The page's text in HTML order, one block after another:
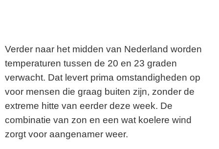
Verder naar het midden van Nederland worden
temperaturen tussen de 20 en 23 graden
verwacht. Dat levert prima omstandigheden op
voor mensen die graag buiten zijn, zonder de
extreme hitte van eerder deze week. De
combinatie van zon en een wat koelere wind
zorgt voor aangenamer weer.